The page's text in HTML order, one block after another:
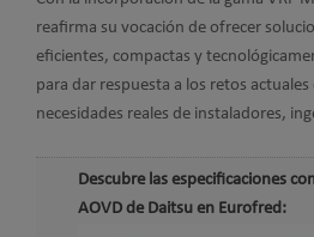
reafirma su vocación de ofrecer
eficientes, compactas y
para dar respuesta a los retos actuales
necesidades reales de instaladores,
Descubre las especificaciones
AOVD de Daitsu en Eurofred: